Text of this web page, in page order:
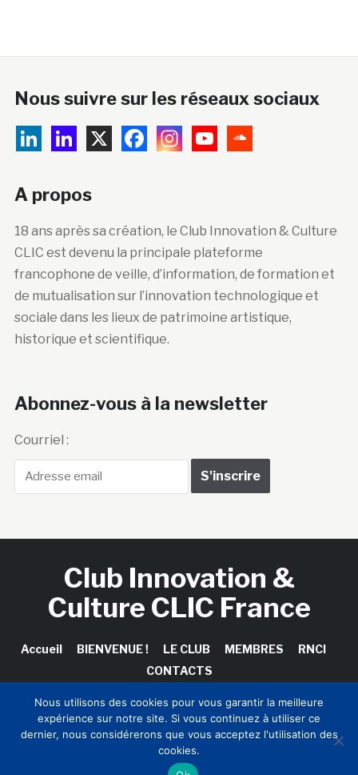
Nous suivre sur les réseaux sociaux
A propos
18 ans après sa création, le Club Innovation & Culture
CLIC est devenu la principale plateforme
francophone de veille, d’information, de formation et
de mutualisation sur l’innovation technologique et
sociale dans les lieux de patrimoine artistique,
historique et scientifique.
Abonnez-vous à la newsletter
Courriel :
Club Innovation &
Culture CLIC France
Accueil BIENVENUE ! LE CLUB MEMBRES
RNCI
CONTACTS
Copyright © 2026 Club Innovation & Culture CLIC France /
Sinapses Conseils
Nous utilisons des cookies pour vous garantir la meilleure
expérience sur notre site. Si vous continuez à utiliser ce
dernier, nous considérerons que vous acceptez l'utilisation des
cookies.